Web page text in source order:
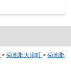
> 菊池郡大津町 > 菊池郡